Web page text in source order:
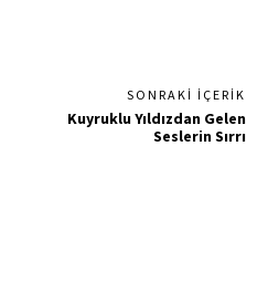
SONRAKI İÇERIK
Kuyruklu Yıldızdan Gelen
Seslerin Sırrı